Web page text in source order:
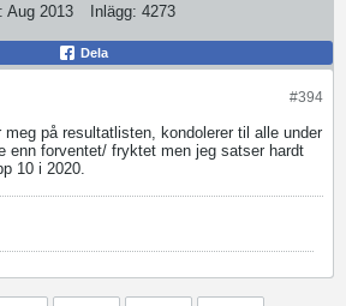
Aug 2013 Inlägg: 4273
Dela
#394
på resultatlisten, kondolerer til alle under
enn forventet/ fryktet men jeg satser hardt
10 i 2020.